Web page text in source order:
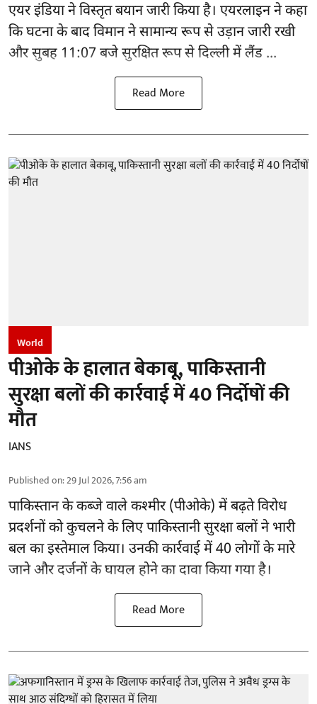
एयर इंडिया ने विस्तृत बयान जारी किया है। एयरलाइन ने कहा
कि घटना के बाद विमान ने सामान्य रूप से उड़ान जारी रखी
और सुबह 11:07 बजे सुरक्षित रूप से दिल्ली में लैंड ...
Read More
World
पीओके के हालात बेकाबू, पाकिस्तानी
सुरक्षा बलों की कार्रवाई में 40 निर्दोषों की
मौत
IANS
Published on:29 Jul 2026, 7:56 am
पाकिस्तान के कब्जे वाले कश्मीर (पीओके) में बढ़ते विरोध
प्रदर्शनों को कुचलने के लिए पाकिस्तानी सुरक्षा बलों ने भारी
बल का इस्तेमाल किया। उनकी कार्रवाई में 40 लोगों के मारे
जाने और दर्जनों के घायल होने का दावा किया गया है।
Read More